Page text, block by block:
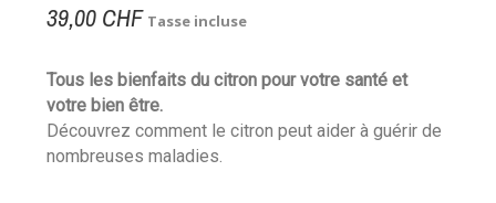
39,00 CHF Tasse incluse
Tous les bienfaits du citron pour votre santé et
votre bien être.
Découvrez comment le citron peut aider à guérir de
nombreuses maladies.